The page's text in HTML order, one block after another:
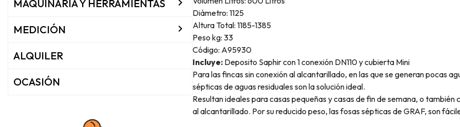
MAQUINARIA Y HERRAMIENTAS
MEDICIÓN 
ALQUILER
OCASIÓN
Diámetro: 1125
Altura Total: 1185-1385
Peso kg: 33
Código: A95930
Incluye: Deposito Saphir con 1 conexión DN110 y cubierta Mini
Para las fincas sin conexión al alcantarillado, en las que se generan pocas
sépticas de aguas residuales son la solución ideal.
Resultan ideales para casas pequeñas y casas de fin de semana, o
al alcantarillado. Por su reducido peso, las fosas sépticas de GRAF, son